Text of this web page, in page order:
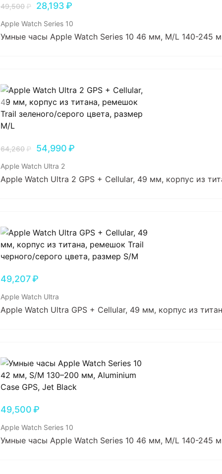
49,500₽ 28,193₽
Apple Watch Series 10
Умные часы Apple Watch Series 10 46 мм, M/L 140-245
64,260₽ 54,990₽
Apple Watch Ultra 2
Apple Watch Ultra 2 GPS + Cellular, 49 мм, корпус из
49,207₽
Apple Watch Ultra
Apple Watch Ultra GPS + Cellular, 49 мм, корпус из
49,500₽
Apple Watch Series 10
Умные часы Apple Watch Series 10 46 мм, M/L 140-245